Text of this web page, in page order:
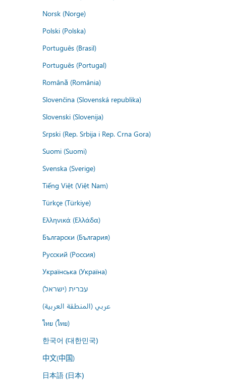
Norsk (Norge)
Polski (Polska)
Português (Brasil)
Português (Portugal)
Română (România)
Slovenčina (Slovenská republika)
Slovenski (Slovenija)
Srpski (Rep. Srbija i Rep. Crna Gora)
Suomi (Suomi)
Svenska (Sverige)
Tiếng Việt (Việt Nam)
Türkçe (Türkiye)
Ελληνικά (Ελλάδα)
Български (България)
Русский (Россия)
Українська (Україна)
עברית (ישראל)
عربي (المنطقة العربية)
ไทย (ไทย)
한국어 (대한민국)
中文(中国)
日本語 (日本)